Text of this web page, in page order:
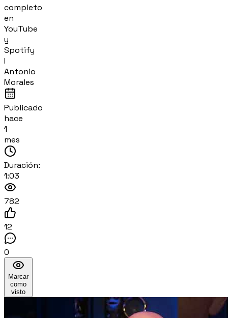
completo
en
YouTube
y
Spotify
I
Antonio
Morales
Publicado
hace
1
mes
Duración:
1:03
782
12
0
Marcar
como
visto